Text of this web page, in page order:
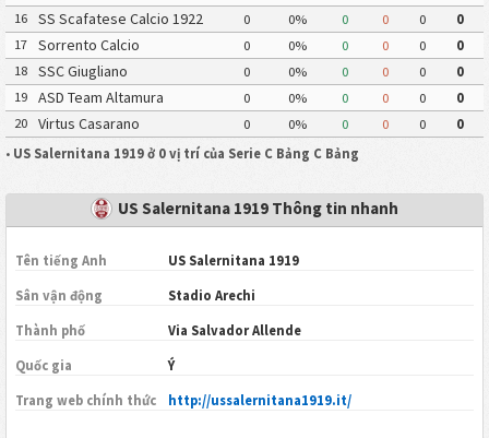
16
SS Scafatese Calcio 1922 0 0% 0 0 0
0
17
Sorrento Calcio 0 0% 0 0 0
0
18
SSC Giugliano 0 0% 0 0 0
0
19
ASD Team Altamura 0 0% 0 0 0
0
20
Virtus Casarano 0 0% 0 0 0
0
• US Salernitana 1919 ở 0 vị trí của Serie C Bảng C Bảng
US Salernitana 1919 Thông tin nhanh
Tên tiếng Anh US Salernitana 1919
Sân vận động Stadio Arechi
Thành phố Via Salvador Allende
Quốc gia Ý
Trang web chính thức http://ussalernitana1919.it/